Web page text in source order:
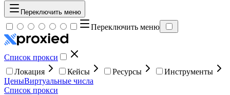
Переключить меню
Переключить меню
Список прокси
Локация
Кейсы Ресурсы
Инструменты
ЦеныВиртуальные числа
Список прокси